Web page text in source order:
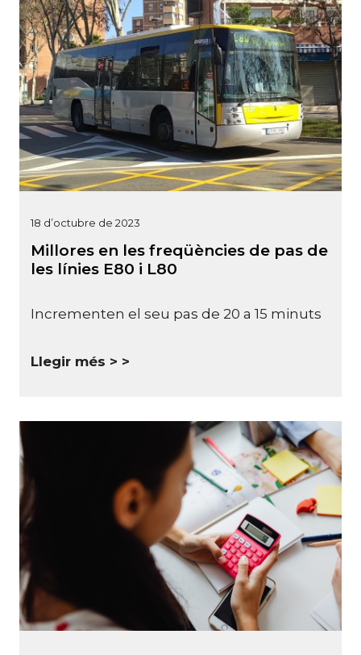
18 d’octubre de 2023
Millores en les freqüències de pas de
les línies E80 i L80
Incrementen el seu pas de 20 a 15 minuts
Llegir més >